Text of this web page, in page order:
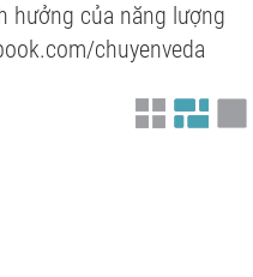
hưởng của năng lượng
chuyenveda